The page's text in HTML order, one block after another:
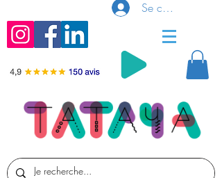
Se connecter